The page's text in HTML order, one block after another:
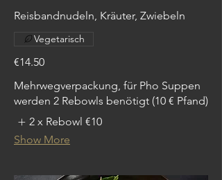
Reisbandnudeln, Kräuter, Zwiebeln
€14.50
Vegetarisch
Mehrwegverpackung, für Pho Suppen
werden 2 Rebowls benötigt (10 € Pfand)
2 x Rebowl €10
Show More